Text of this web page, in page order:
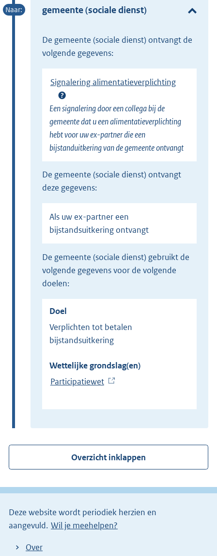
gemeente (sociale dienst)
de gemeente (sociale dienst) ontvangt de
volgende gegevens:
Signalering alimentatieverplichting
Een signalering door een collega bij de
gemeente dat u een alimentatieverplichting
hebt voor uw ex-partner die een
bijstanduitkering van de gemeente ontvangt
de gemeente (sociale dienst) ontvangt
deze gegevens:
Als uw ex-partner een
bijstandsuitkering ontvangt
de gemeente (sociale dienst) gebruikt de
volgende gegevens voor de volgende
doelen:
Doel
Verplichten tot betalen
bijstandsuitkering
Wettelijke grondslag(en)
Participatiewet(
x
r
n
l
n
k
Overzicht inklappen
Deze website wordt periodiek herzien en
aangevuld. Wil je meehelpen?
Over